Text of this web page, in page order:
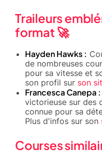
Traileurs
format 🚀
Hayden Hawks :
de nombreuses
pour sa vitesse et
son profil sur son
Francesca Canepa :
victorieuse sur des
connue pour sa
Plus d'infos sur son
Courses